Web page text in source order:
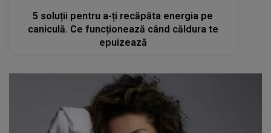
5 soluții pentru a-ți recăpăta energia pe
caniculă. Ce funcționează când căldura te
epuizează